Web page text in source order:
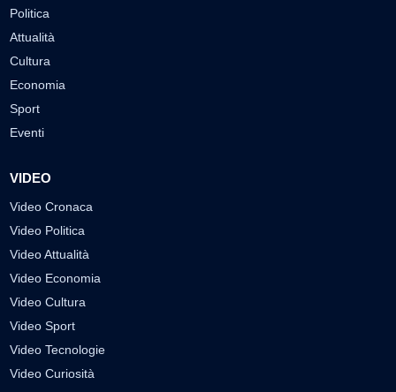
Politica
Attualità
Cultura
Economia
Sport
Eventi
VIDEO
Video Cronaca
Video Politica
Video Attualità
Video Economia
Video Cultura
Video Sport
Video Tecnologie
Video Curiosità